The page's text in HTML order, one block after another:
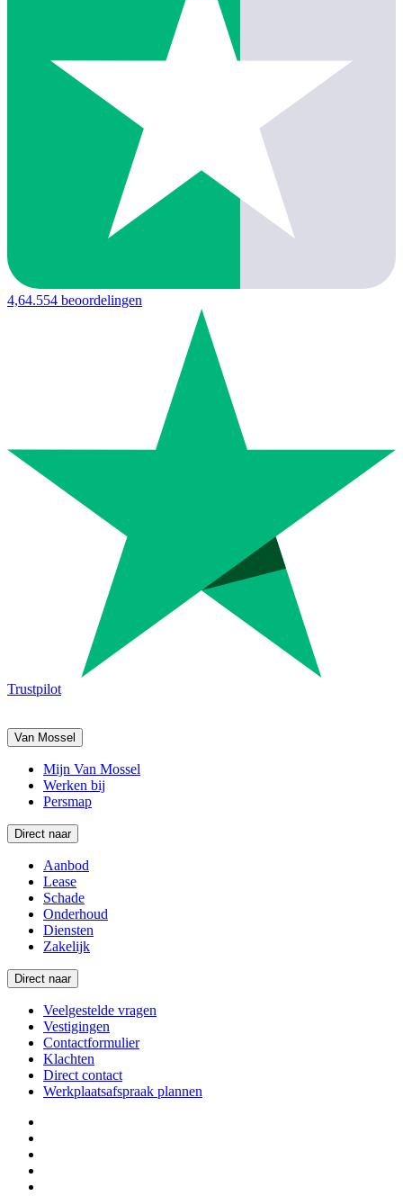
4,64.554 beoordelingen
Trustpilot
Van Mossel
Mijn Van Mossel
Werken bij
Persmap
Direct naar
Aanbod
Lease
Schade
Onderhoud
Diensten
Zakelijk
Direct naar
Veelgestelde vragen
Vestigingen
Contactformulier
Klachten
Direct contact
Werkplaatsafspraak plannen